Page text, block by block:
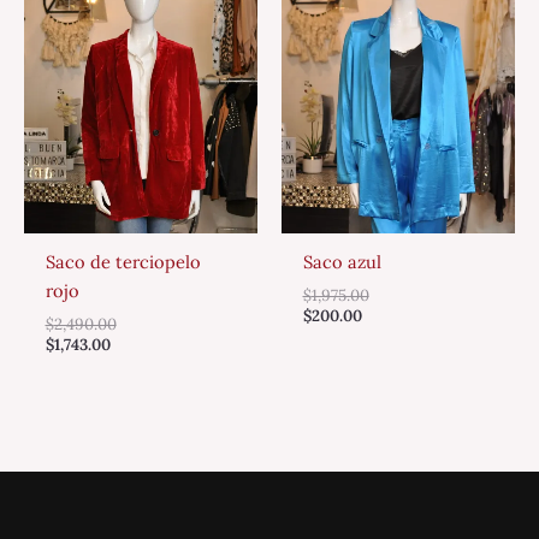
Saco de terciopelo
rojo
$2,490.00
$1,743.00
Saco azul
$1,975.00
$200.00